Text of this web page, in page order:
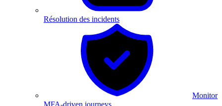
Résolution des incidents
Monitor
MFA-driven journeys